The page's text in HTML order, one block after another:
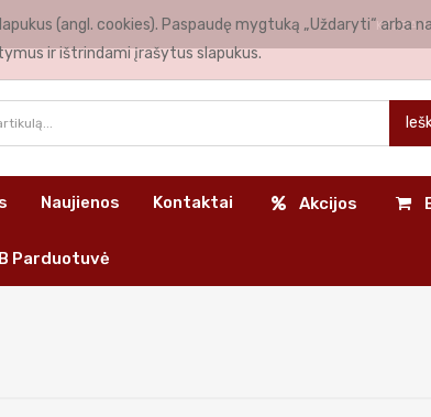
KALBA
Naujienos Kontaktai Akcijos
Parduotuvė
(angl. cookies). Paspaudę mygtuką „Uždaryti“
ir ištrindami įrašytus slapukus.